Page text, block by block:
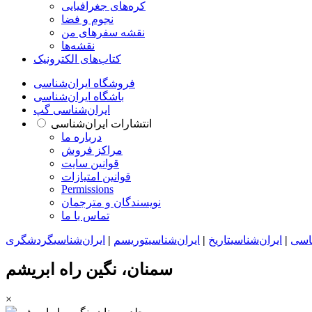
کره‌های جغرافیایی
نجوم و فضا
نقشه سفرهای من
نقشه‌ها
کتاب‌های الکترونیک
فروشگاه ایران‌شناسی
باشگاه ایران‌شناسی
ایران‌شناسی گپ
انتشارات ایران‌شناسی
درباره ما
مراکز فروش
قوانین سایت
قوانین امتیازات
Permissions
نویسندگان و مترجمان
تماس با ما
| ایران‌شناسیتاریخ | ایران‌شناسیتوریسم | ایران‌شناسیگردشگری
سمنان، نگین راه ابریشم
×